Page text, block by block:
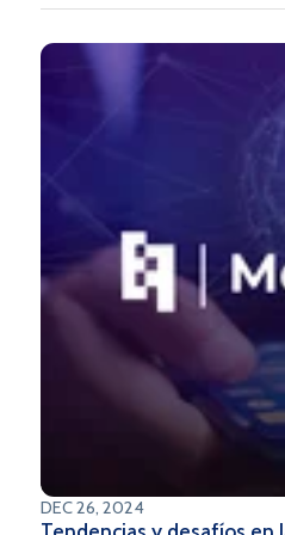
crecimiento del sector
DEC 26, 2024